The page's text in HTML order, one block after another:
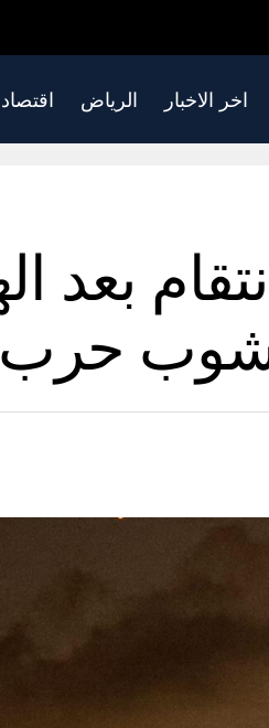
اخر الاخبار الرياض اقتصاد
حرب